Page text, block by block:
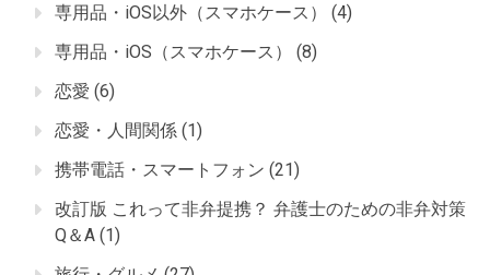
専用品・iOS以外（スマホケース）
(4)
専用品・iOS（スマホケース）
(8)
恋愛 (6)
恋愛・人間関係 (1)
携帯電話・スマートフォン (21)
改訂版 これって非弁提携？ 弁護士のための非弁対策
Q＆A (1)